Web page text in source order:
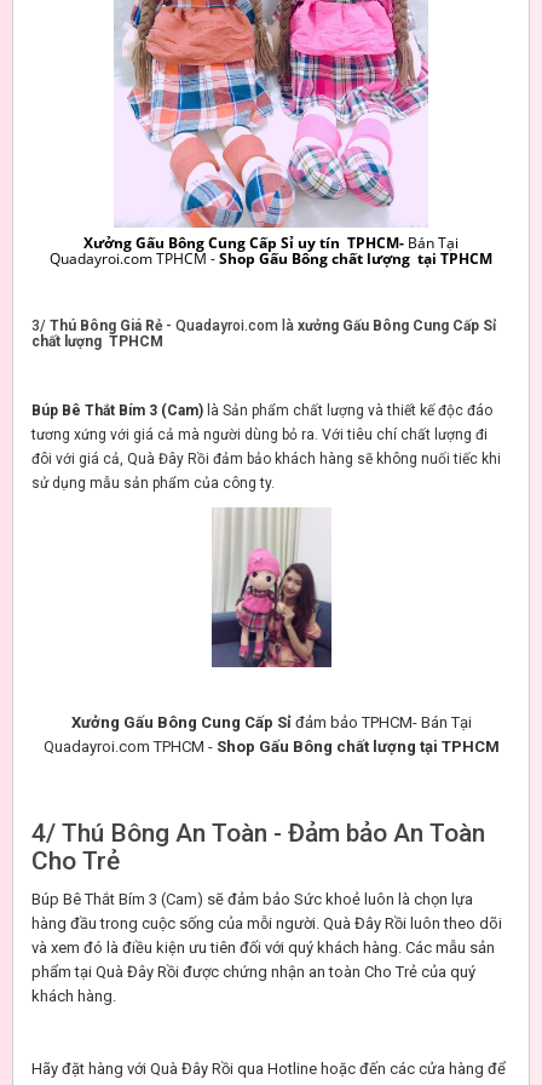
Xưởng Gấu Bông Cung Cấp Sỉ uy tín TPHCM- Bán Tại
Quadayroi.com TPHCM -Shop Gấu Bông chất lượng tại TPHCM
3/ Thú Bông Giá Rẻ- Quadayroi.com là xưởng Gấu Bông Cung Cấp Sỉ
chất lượng TPHCM
Búp Bê Thắt Bím 3 (Cam) là Sản phẩm chất lượng và thiết kế độc đáo
tương xứng với giá cả mà người dùng bỏ ra. Với tiêu chí chất lượng đi
đôi với giá cả, Quà Đây Rồi đảm bảo khách hàng sẽ không nuối tiếc khi
sử dụng mẫu sản phẩm của công ty.
Xưởng Gấu Bông Cung Cấp Sỉ đảm bảo TPHCM- Bán Tại
Quadayroi.com TPHCM - Shop Gấu Bông chất lượng tại TPHCM
4/ Thú Bông An Toàn - Đảm bảo An Toàn
Cho Trẻ
Búp Bê Thắt Bím 3 (Cam) sẽ đảm bảo Sức khoẻ luôn là chọn lựa
hàng đầu trong cuộc sống của mỗi người. Quà Đây Rồi luôn theo dõi
và xem đó là điều kiện ưu tiên đối với quý khách hàng. Các mẫu sản
phẩm tại Quà Đây Rồi được chứng nhận an toàn Cho Trẻ của quý
khách hàng.
Hãy đặt hàng với Quà Đây Rồi qua Hotline hoặc đến các cửa hàng để